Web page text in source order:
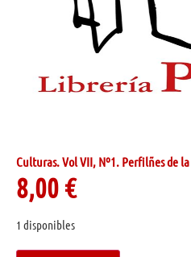
Culturas. Vol VII, Nº1. Perfilñes de
8,00€
1 disponibles